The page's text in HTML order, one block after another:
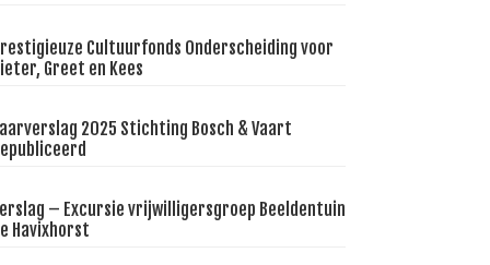
Cultuurfonds Onderscheiding voor
Greet en Kees
2025 Stichting Bosch & Vaart
– Excursie vrijwilligersgroep Beeldentuin
Havixhorst